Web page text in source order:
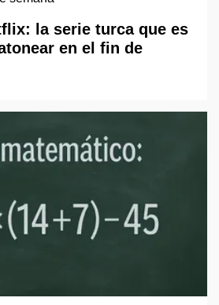
la serie turca que es
en el fin de